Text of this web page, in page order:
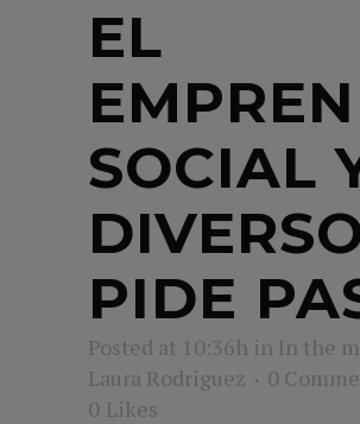
EL
SOCIAL
PIDE
Posted at 10:36h in In the
Laura Rodriguez
0
0 Likes